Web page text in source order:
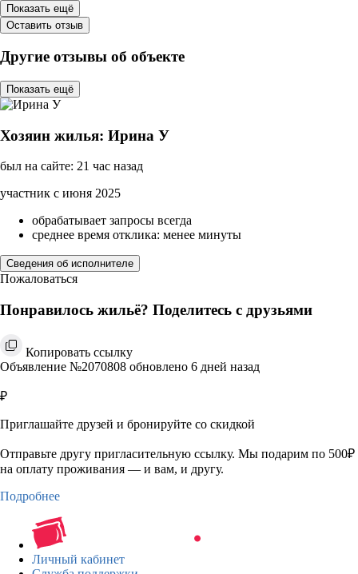
Показать ещё
Оставить отзыв
Другие отзывы об объекте
Показать ещё
Хозяин жилья: Ирина У
был на сайте: 21 час назад
участник с июня 2025
обрабатывает запросы всегда
среднее время отклика: менее минуты
Сведения об исполнителе
Пожаловаться
Понравилось жильё? Поделитесь с друзьями
Копировать ссылку
Объявление №2070808 обновлено 6 дней назад
₽
Приглашайте друзей и бронируйте со скидкой
Отправьте другу пригласительную ссылку. Мы подарим по 500₽
на оплату проживания — и вам, и другу.
Подробнее
Личный кабинет